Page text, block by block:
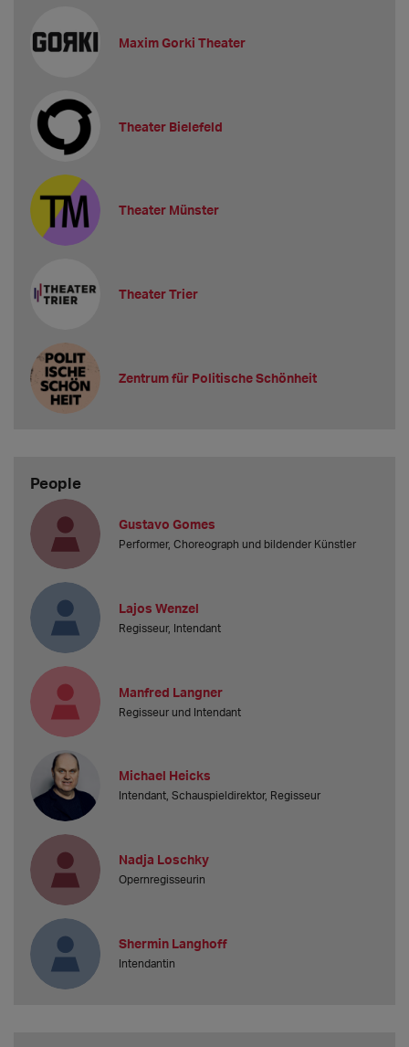
Maxim Gorki Theater
Theater Bielefeld
Theater Münster
Theater Trier
Zentrum für Politische Schönheit
People
Gustavo Gomes
Performer, Choreograph und bildender Künstler
Lajos Wenzel
Regisseur, Intendant
Manfred Langner
Regisseur und Intendant
Michael Heicks
Intendant, Schauspieldirektor, Regisseur
Nadja Loschky
Opernregisseurin
Shermin Langhoff
Intendantin